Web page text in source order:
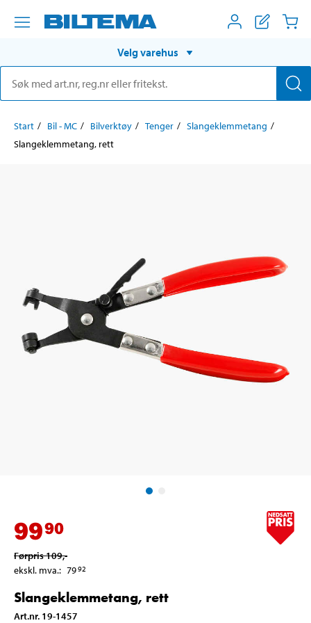
Velg varehus
Start Bil - MC Bilverktøy Tenger
Slangeklemmetang
Slangeklemmetang, rett
9990
Førpris109,-
ekskl. mva.: 7992
Slangeklemmetang, rett
Art.nr. 19-1457